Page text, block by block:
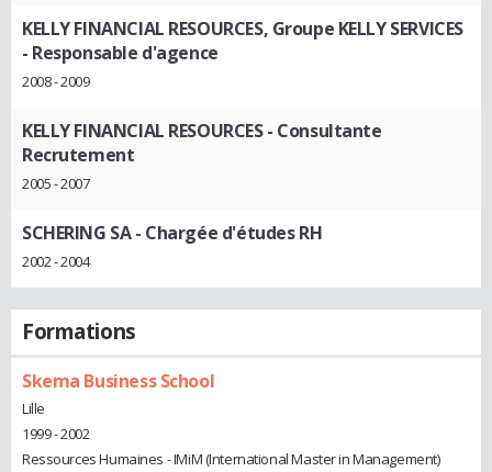
KELLY FINANCIAL RESOURCES, Groupe KELLY SERVICES
- Responsable d'agence
2008 - 2009
KELLY FINANCIAL RESOURCES- Consultante
Recrutement
2005 - 2007
SCHERING SA- Chargée d'études RH
2002 - 2004
Formations
Skema Business School
Lille
1999 - 2002
Ressources Humaines - IMiM (International Master in Management)